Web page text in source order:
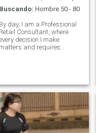
Hombre 50 - 80
day, I am a Professional
Consultant, where
decision I make
and requires
I turn into someone who
every mo